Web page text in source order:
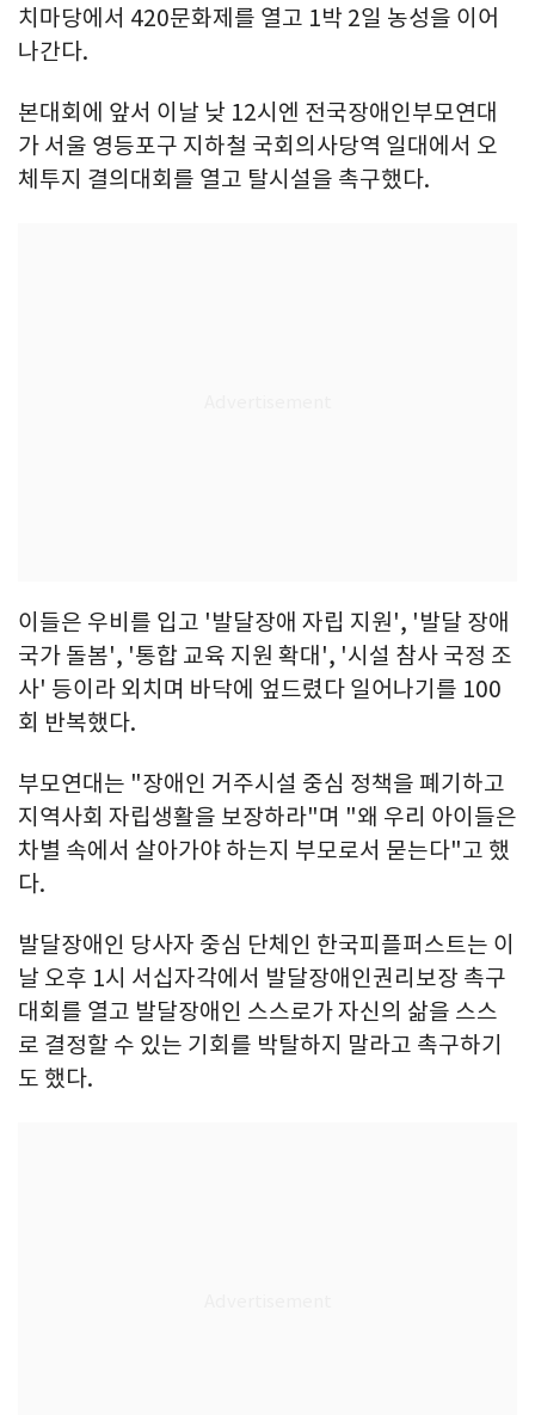
치마당에서 420문화제를 열고 1박 2일 농성을 이어
나간다.
본대회에 앞서 이날 낮 12시엔 전국장애인부모연대
가 서울 영등포구 지하철 국회의사당역 일대에서 오
체투지 결의대회를 열고 탈시설을 촉구했다.
이들은 우비를 입고 '발달장애 자립 지원', '발달 장애
국가 돌봄', '통합 교육 지원 확대', '시설 참사 국정 조
사' 등이라 외치며 바닥에 엎드렸다 일어나기를 100
회 반복했다.
부모연대는 "장애인 거주시설 중심 정책을 폐기하고
지역사회 자립생활을 보장하라"며 "왜 우리 아이들은
차별 속에서 살아가야 하는지 부모로서 묻는다"고 했
다.
발달장애인 당사자 중심 단체인 한국피플퍼스트는 이
날 오후 1시 서십자각에서 발달장애인권리보장 촉구
대회를 열고 발달장애인 스스로가 자신의 삶을 스스
로 결정할 수 있는 기회를 박탈하지 말라고 촉구하기
도 했다.